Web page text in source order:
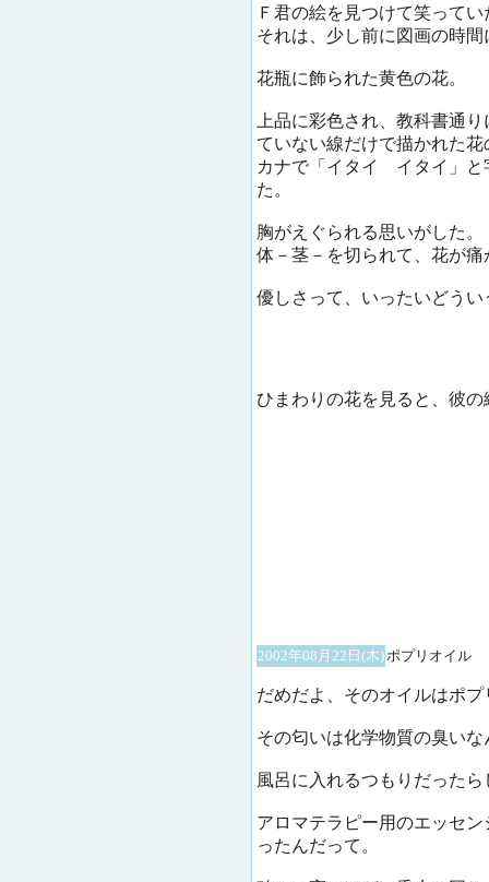
Ｆ君の絵を見つけて笑ってい
それは、少し前に図画の時
花瓶に飾られた黄色の花。
上品に彩色され、教科書通
ていない線だけで描かれた
カナで「イタイ イタイ」と
た。
胸がえぐられる思いがした。
体－茎－を切られて、花が痛
優しさって、いったいどう
ひまわりの花を見ると、彼
2002年08月22日(木)ポプリオイル
だめだよ、そのオイルはポ
その匂いは化学物質の臭い
風呂に入れるつもりだった
アロマテラピー用のエッセ
ったんだって。